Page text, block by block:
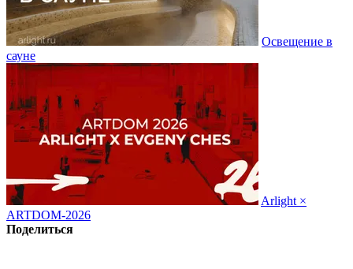
Освещение в
сауне
Arlight ×
ARTDOM-2026
Поделиться